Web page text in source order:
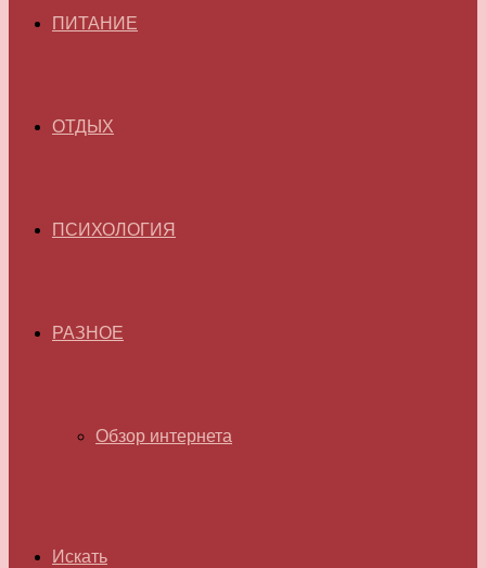
ПИТАНИЕ
ОТДЫХ
ПСИХОЛОГИЯ
РАЗНОЕ
Обзор интернета
Искать